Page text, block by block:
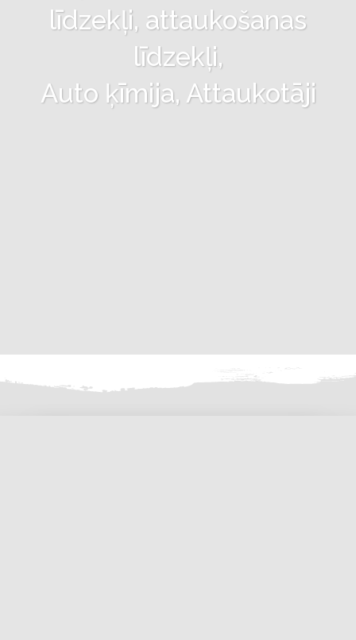
līdzekļi, attaukošanas
līdzekļi,
Auto ķīmija, Attaukotāji